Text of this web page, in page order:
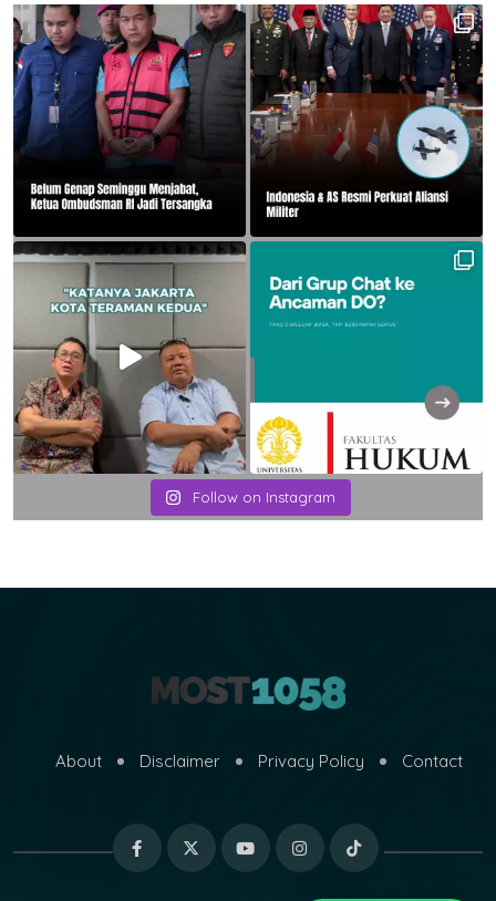
Follow on Instagram
About Disclaimer Privacy Policy Contact